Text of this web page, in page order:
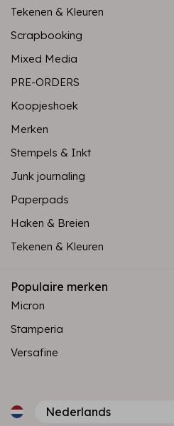
Tekenen & Kleuren
Scrapbooking
Mixed Media
PRE-ORDERS
Koopjeshoek
Merken
Stempels & Inkt
Junk journaling
Paperpads
Haken & Breien
Tekenen & Kleuren
Populaire merken
Micron
Stamperia
Versafine